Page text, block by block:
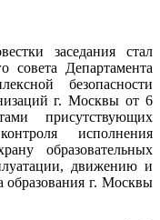
заседания стал
совета Департамента
безопасности
г. Москвы от 6
присутствующих
исполнения
образовательных
движению и
образования г. Москвы